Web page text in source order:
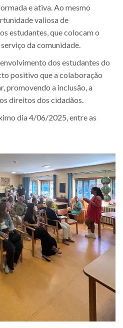
e ativa. Ao mesmo
valiosa de
estudantes, que colocam o
da comunidade.
dos estudantes do
positivo que a colaboração
promovendo a inclusão, a
direitos dos cidadãos.
dia 4/06/2025, entre as